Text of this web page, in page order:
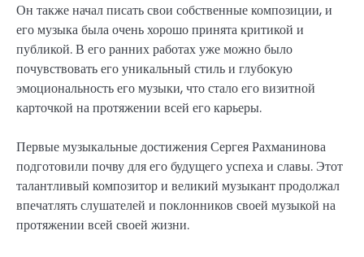
Он также начал писать свои собственные композиции, и
его музыка была очень хорошо принята критикой и
публикой. В его ранних работах уже можно было
почувствовать его уникальный стиль и глубокую
эмоциональность его музыки, что стало его визитной
карточкой на протяжении всей его карьеры.
Первые музыкальные достижения Сергея Рахманинова
подготовили почву для его будущего успеха и славы. Этот
талантливый композитор и великий музыкант продолжал
впечатлять слушателей и поклонников своей музыкой на
протяжении всей своей жизни.